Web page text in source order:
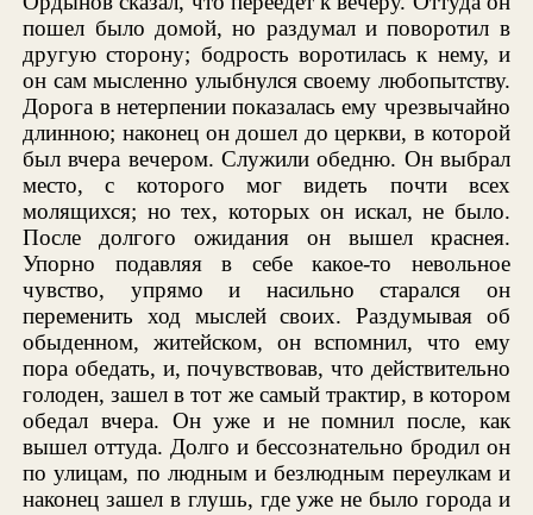
пошел было домой, но раздумал и поворотил в
другую сторону; бодрость воротилась к нему, и
он сам мысленно улыбнулся своему любопытству.
Дорога в нетерпении показалась ему чрезвычайно
длинною; наконец он дошел до церкви, в которой
был вчера вечером. Служили обедню. Он выбрал
место, с которого мог видеть почти всех
молящихся; но тех, которых он искал, не было.
После долгого ожидания он вышел краснея.
Упорно подавляя в себе какое-то невольное
чувство, упрямо и насильно старался он
переменить ход мыслей своих. Раздумывая об
обыденном, житейском, он вспомнил, что ему
пора обедать, и, почувствовав, что действительно
голоден, зашел в тот же самый трактир, в котором
обедал вчера. Он уже и не помнил после, как
вышел оттуда. Долго и бессознательно бродил он
по улицам, по людным и безлюдным переулкам и
наконец зашел в глушь, где уже не было города и